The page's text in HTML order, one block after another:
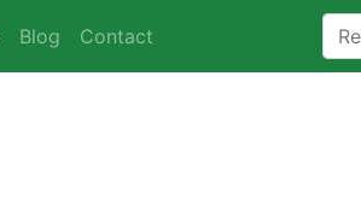
Blog Contact